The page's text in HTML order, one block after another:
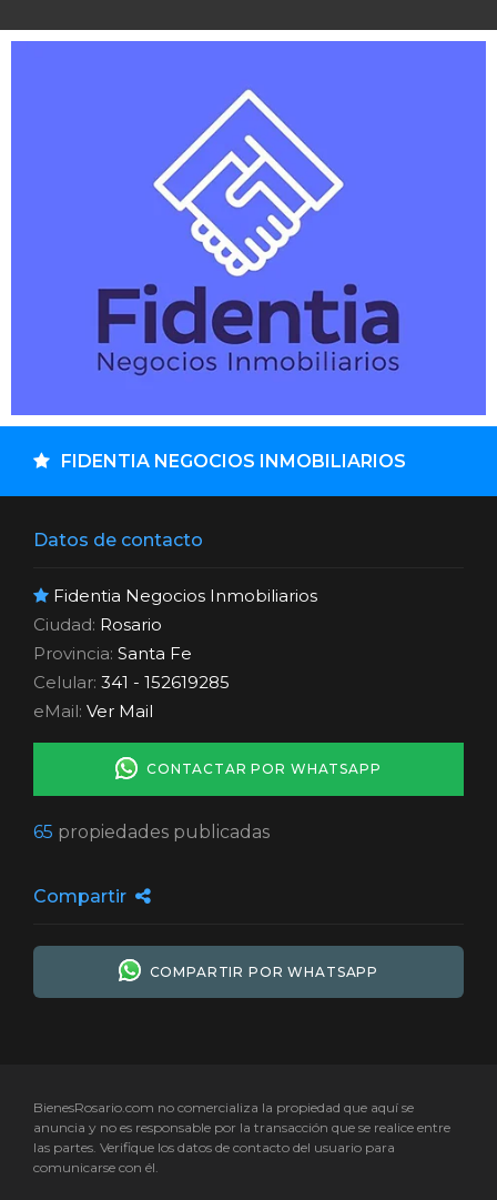
FIDENTIA NEGOCIOS INMOBILIARIOS
Datos de contacto
Fidentia Negocios Inmobiliarios
Ciudad: Rosario
Provincia: Santa Fe
Celular: 341 - 152619285
eMail: Ver Mail
CONTACTAR POR WHATSAPP
65 propiedades publicadas
Compartir
COMPARTIR POR WHATSAPP
BienesRosario.com no comercializa la propiedad que aquí se
anuncia y no es responsable por la transacción que se realice entre
las partes. Verifique los datos de contacto del usuario para
comunicarse con él.